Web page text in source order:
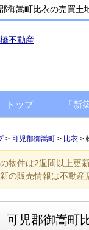
御嵩町比衣の売買土
トップ 「新
> 可児郡御嵩町 > 比衣 >
物件は2週間以上更
の販売情報は不動産
可児郡御嵩町